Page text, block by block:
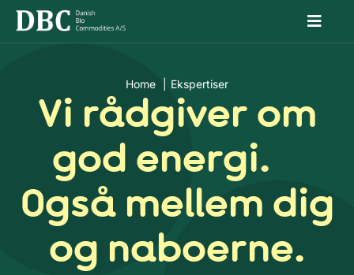
Skip
to
Grønne certifikater
Serviceportal
Karriere
Om os
Home Ekspertiser
Vi rådgiver om
god energi.
Også mellem dig
og naboerne.